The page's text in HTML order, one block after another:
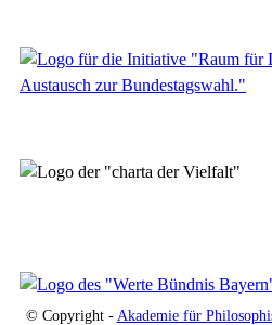
© Copyright - Akademie für